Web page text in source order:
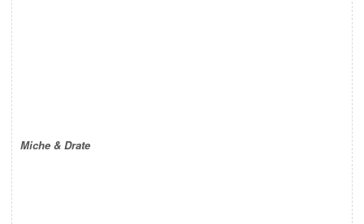
Miche & Drate